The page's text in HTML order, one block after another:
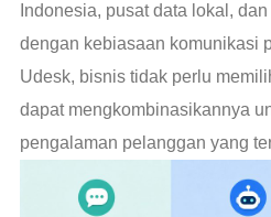
Indonesia, pusat data lokal,
dengan kebiasaan komunikasi
Udesk, bisnis tidak perlu
dapat mengkombinasikannya
pengalaman pelanggan yang